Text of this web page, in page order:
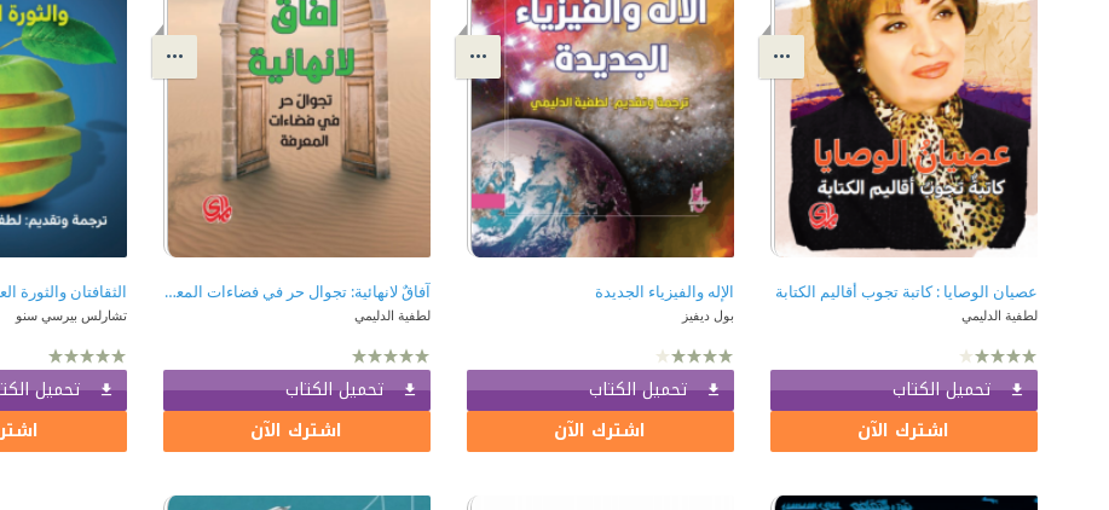
عصيان الوصايا : كاتبة تجوب أقاليم الكتابة
لطفية الدليمي
تحميل الكتاب
اشترك الآن
الإله والفيزياء الجديدة
بول ديفيز
تحميل الكتاب
اشترك الآن
آفاقٌ لانهائية: تجوال حر في فضاءات المعرفة
لطفية الدليمي
تحميل الكتاب
اشترك الآن
الثقافتان والثورة
تشارلس بيرسي سنو
تحميل